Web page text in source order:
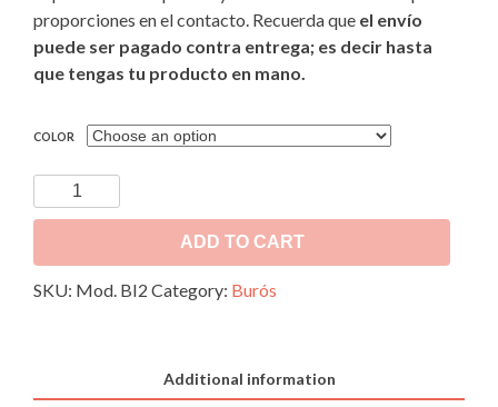
proporciones en el contacto. Recuerda que el envío
puede ser pagado contra entrega; es decir hasta
que tengas tu producto en mano.
COLOR
Infantil
BI2
quantity
ADD TO CART
SKU: Mod. BI2 Category: Burós
Additional information